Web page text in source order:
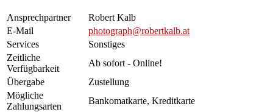
Ansprechpartner
Robert Kalb
E-Mail
photograph@robertkalb.at
Services
Sonstiges
Zeitliche
Verfügbarkeit
Ab sofort - Online!
Übergabe
Zustellung
Mögliche
Zahlungsarten
Bankomatkarte, Kreditkarte